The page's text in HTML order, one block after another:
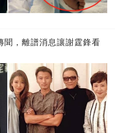
聞，離譜消息讓謝霆鋒看